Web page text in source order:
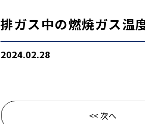
排ガス中の燃焼ガス温
2024.02.28
<< 次へ